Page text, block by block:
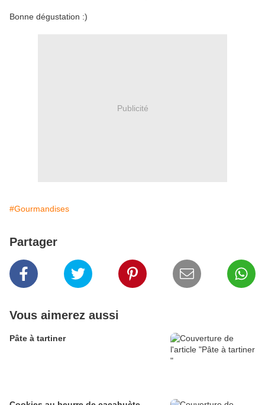
Bonne dégustation :)
Publicité
#Gourmandises
Partager
Vous aimerez aussi
Pâte à tartiner